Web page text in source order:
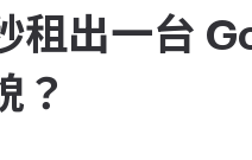
租出一台
？